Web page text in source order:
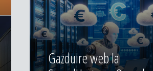
Gazduire web la